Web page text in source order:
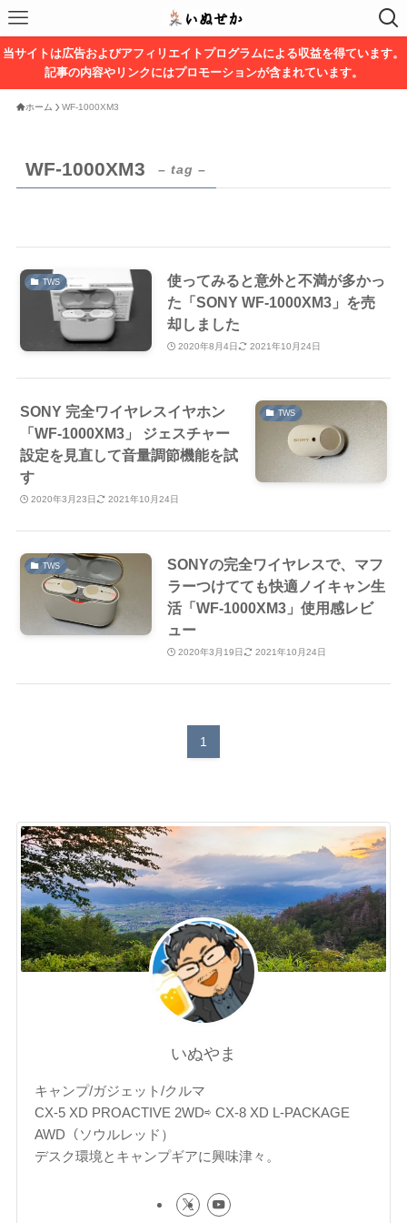
当サイトは広告およびアフィリエイトプログラムによる収益を得ています。
記事の内容やリンクにはプロモーションが含まれています。
ホーム WF-1000XM3
WF-1000XM3 – tag –
TWS
使ってみると意外と不満が多かっ
た「SONY WF-1000XM3」を売
却しました
2020年8月4日 2021年10月24日
TWS
SONY 完全ワイヤレスイヤホン
「WF-1000XM3」 ジェスチャー
設定を見直して音量調節機能を試
す
2020年3月23日 2021年10月24日
TWS
SONYの完全ワイヤレスで、マフ
ラーつけてても快適ノイキャン生
活「WF-1000XM3」使用感レビ
ュー
2020年3月19日 2021年10月24日
1
いぬやま
キャンプ/ガジェット/クルマ
CX-5 XD PROACTIVE 2WD⇨ CX-8 XD L-PACKAGE
AWD（ソウルレッド）
デスク環境とキャンプギアに興味津々。